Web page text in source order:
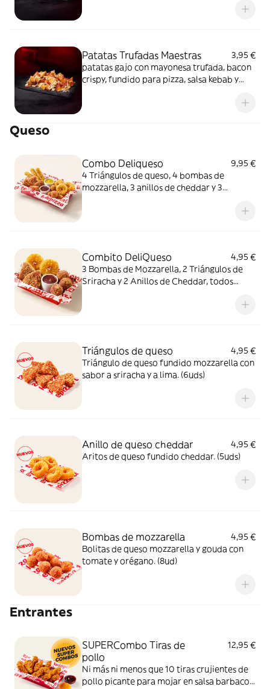
Patatas Trufadas Maestras
3,95 €
patatas gajo con mayonesa trufada, bacon
crispy, fundido para pizza, salsa kebab y
Queso
Combo Deliqueso
9,95 €
4 Triángulos de queso, 4 bombas de
mozzarella, 3 anillos de cheddar y 3
Combito DeliQueso
4,95 €
3 Bombas de Mozzarella, 2 Triángulos de
Sriracha y 2 Anillos de Cheddar, todos
Triángulos de queso
4,95 €
Triángulo de queso fundido mozzarella con
sabor a sriracha y a lima. (6uds)
Anillo de queso cheddar
4,95 €
Aritos de queso fundido cheddar. (5uds)
Bombas de mozzarella
4,95 €
Bolitas de queso mozzarella y gouda con
tomate y orégano. (8ud)
Entrantes
SUPERCombo Tiras de
pollo
12,95 €
Ni más ni menos que 10 tiras crujientes de
pollo picante para mojar en salsa barbacoa